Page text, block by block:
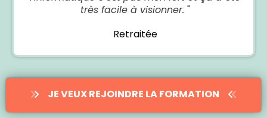
très facile à visionner. "
Retraitée
JE VEUX REJOINDRE LA FORMATION